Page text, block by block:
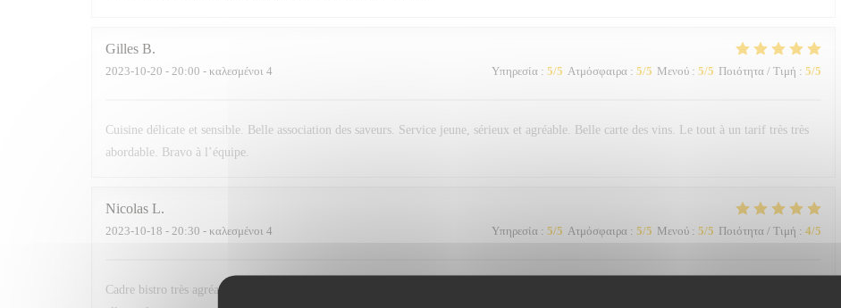
Gilles B
2023-10-20 - 20:00 - καλεσμένοι 4 Υπηρεσία: 5/5 Ατμόσφαιρα: 5/5 Μενού: 5/5 Ποιότητα / Τιμή : 5/5
Cuisine délicate et sensible. Belle association des saveurs. Service jeune, sérieux et agréable. Belle carte des vins. Le tout à un tarif très très
abordable. Bravo à l’équipe.
Nicolas L
2023-10-18 - 20:30 - καλεσμένοι 4 Υπηρεσία: 5/5 Ατμόσφαιρα: 5/5 Μενού: 5/5 Ποιότητα / Τιμή : 4/5
Cadre bistro très agréable, service agréable et souriant. Les plats étaient jolie, frais et très bon . Les tables étant parfaitement espacées entre